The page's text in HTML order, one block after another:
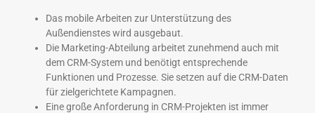
Das mobile Arbeiten zur Unterstützung des
Außendienstes wird ausgebaut.
Die Marketing-Abteilung arbeitet zunehmend auch mit
dem CRM-System und benötigt entsprechende
Funktionen und Prozesse. Sie setzen auf die CRM-Daten
für zielgerichtete Kampagnen.
Eine große Anforderung in CRM-Projekten ist immer